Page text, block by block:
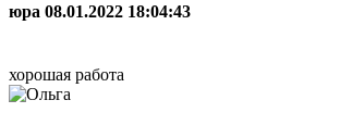
юра 08.01.2022 18:04:43
хорошая работа